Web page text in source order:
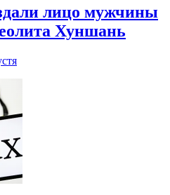
лицо мужчины
Хуншань